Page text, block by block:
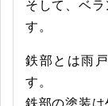
そして、ベ
す。
鉄部とは雨
す。
鉄部の塗装